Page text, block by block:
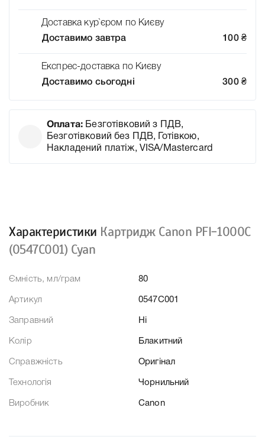
Доставка кур`єром по Києву
Доставимо завтра
100 ₴
Експрес-доставка по Києву
Доставимо сьогодні
300 ₴
Оплата: Безготівковий з ПДВ,
Безготівковий без ПДВ, Готівкою,
Накладений платіж, VISA/Mastercard
Характеристики Картридж Canon PFI-1000C
(0547C001) Cyan
Ємність, мл/грам 80
Артикул 0547C001
Заправний Ні
Колір Блакитний
Справжність Оригінал
Технологія Чорнильний
Виробник Canon